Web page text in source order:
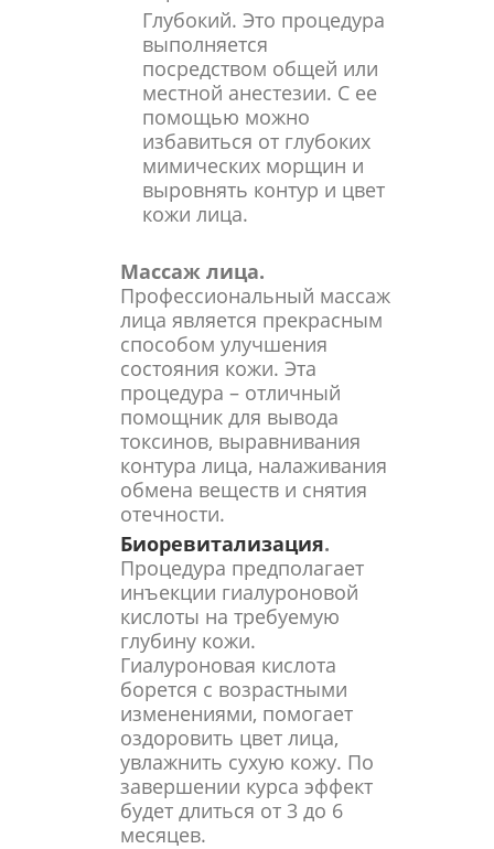
Глубокий. Это процедура
выполняется
посредством общей или
местной анестезии. С ее
помощью можно
избавиться от глубоких
мимических морщин и
выровнять контур и цвет
кожи лица.
Массаж лица.
Профессиональный массаж
лица является прекрасным
способом улучшения
состояния кожи. Эта
процедура – отличный
помощник для вывода
токсинов, выравнивания
контура лица, налаживания
обмена веществ и снятия
отечности.
Биоревитализация.
Процедура предполагает
инъекции гиалуроновой
кислоты на требуемую
глубину кожи.
Гиалуроновая кислота
борется с возрастными
изменениями, помогает
оздоровить цвет лица,
увлажнить сухую кожу. По
завершении курса эффект
будет длиться от 3 до 6
месяцев.